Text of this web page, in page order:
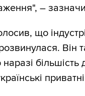
–
що
Він
більшість